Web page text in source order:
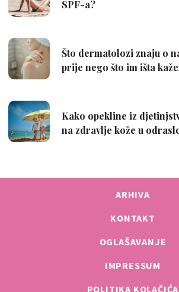
ARHIVA
KONTAKT
OGLAŠAVANJE
IMPRESSUM
POLITIKA KOLAČIĆA